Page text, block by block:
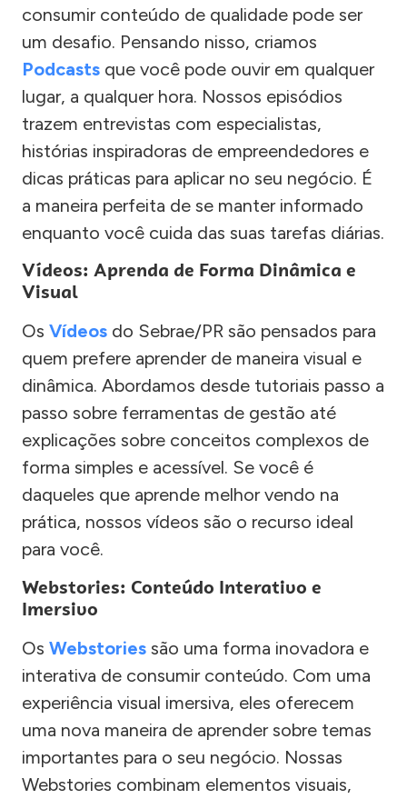
consumir conteúdo de qualidade pode ser
um desafio. Pensando nisso, criamos
Podcasts que você pode ouvir em qualquer
lugar, a qualquer hora. Nossos episódios
trazem entrevistas com especialistas,
histórias inspiradoras de empreendedores e
dicas práticas para aplicar no seu negócio. É
a maneira perfeita de se manter informado
enquanto você cuida das suas tarefas diárias.
Vídeos: Aprenda de Forma Dinâmica e
Visual
Os Vídeos do Sebrae/PR são pensados para
quem prefere aprender de maneira visual e
dinâmica. Abordamos desde tutoriais passo a
passo sobre ferramentas de gestão até
explicações sobre conceitos complexos de
forma simples e acessível. Se você é
daqueles que aprende melhor vendo na
prática, nossos vídeos são o recurso ideal
para você.
Webstories: Conteúdo Interativo e
Imersivo
Os Webstories são uma forma inovadora e
interativa de consumir conteúdo. Com uma
experiência visual imersiva, eles oferecem
uma nova maneira de aprender sobre temas
importantes para o seu negócio. Nossas
Webstories combinam elementos visuais,